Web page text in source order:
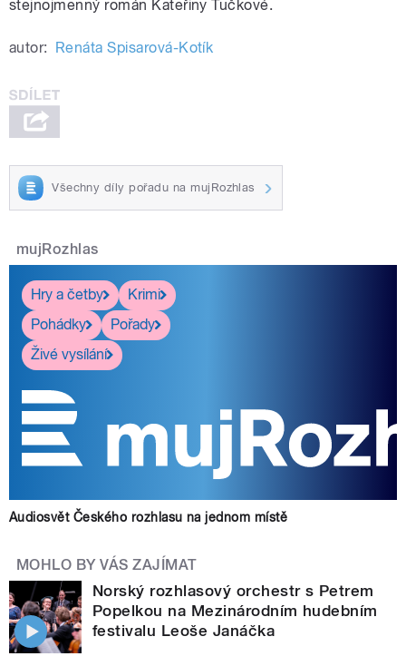
stejnojmenný román Kateřiny Tučkové.
autor: Renáta Spisarová-Kotík
Všechny díly pořadu na mujRozhlas
mujRozhlas
Hry a četby
Krimi
Pohádky
Pořady
Živé vysílání
Audiosvět Českého rozhlasu na jednom místě
MOHLO BY VÁS ZAJÍMAT
Norský rozhlasový orchestr s Petrem
Popelkou na Mezinárodním hudebním
festivalu Leoše Janáčka